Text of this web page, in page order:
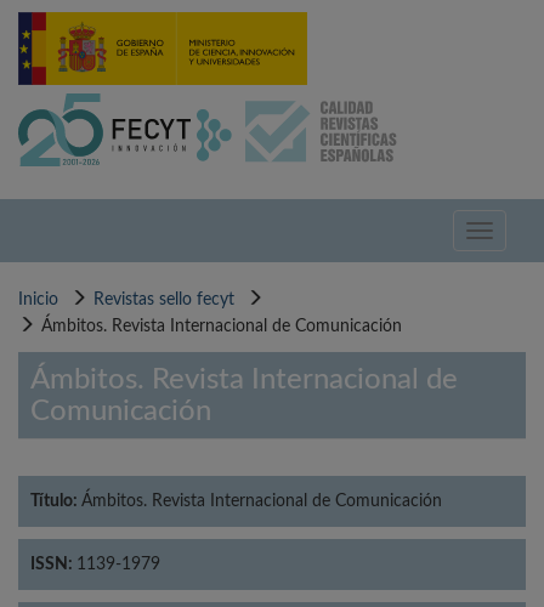
Pasar
contenido
Toggle
Inicio
Revistas sello fecyt
Ámbitos. Revista Internacional de Comunicación
Ámbitos. Revista Internacional de
Comunicación
Título: Ámbitos. Revista Internacional de Comunicación
ISSN: 1139-1979